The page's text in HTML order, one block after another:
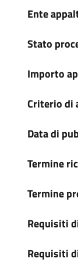
Ente
Stato
Importo
Criterio di
Data di
Termine
Termine
Requisiti
Requisiti